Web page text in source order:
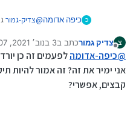
כ כיפה אדומה@צדיק-גמור
צ
מנותק
צדיק גמורכתב ב3 בנוב׳ 2021, 22:07
נערך לאחרונה על ידי
@כיפה-אדומהלפעמים זה כן
אני ימיר את זה? זה אמור להיות
קבצים, אפשרי?